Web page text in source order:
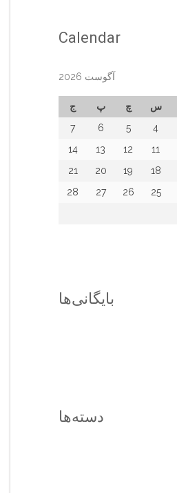
Calendar
آگوست 2026
س چ پ
ج
4
5
6
7
11
12
13
14
18
19
20
21
25
26
27
28
بایگانی‌ها
دسته‌ها